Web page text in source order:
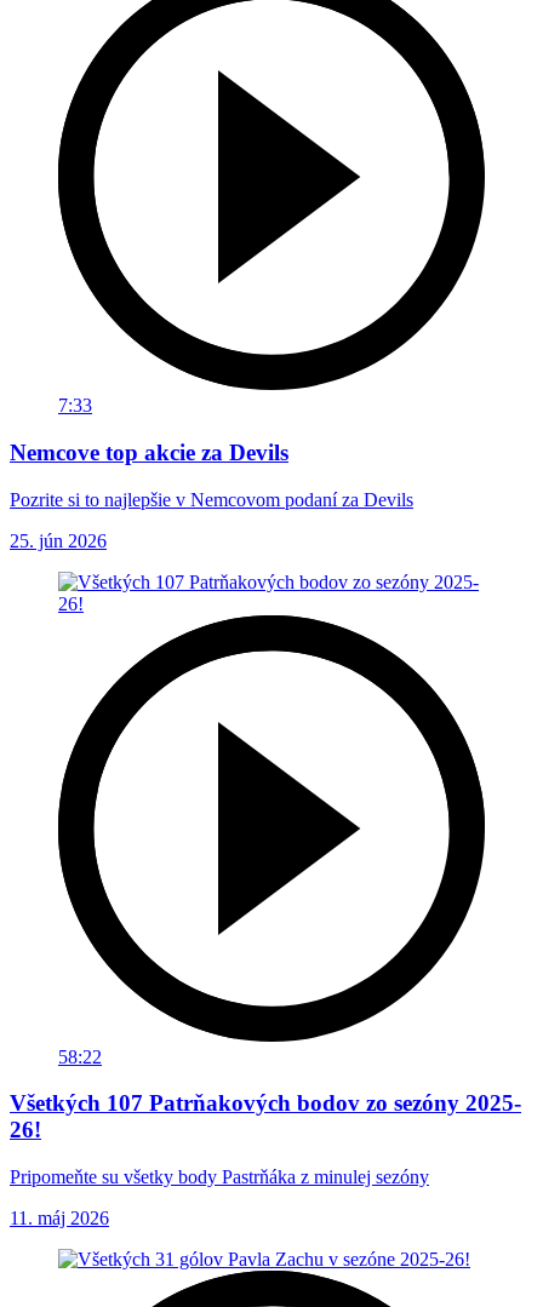
7:33
Nemcove top akcie za Devils
Pozrite si to najlepšie v Nemcovom podaní za Devils
25. jún 2026
58:22
Všetkých 107 Patrňakových bodov zo sezóny 2025-
26!
Pripomeňte su všetky body Pastrňáka z minulej sezóny
11. máj 2026